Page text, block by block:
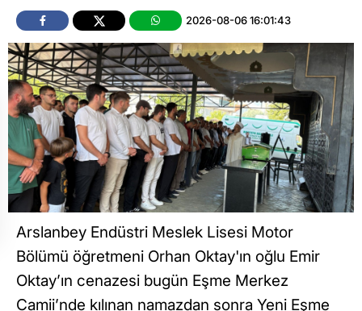
2026-08-06 16:01:43
Arslanbey Endüstri Meslek Lisesi Motor
Bölümü öğretmeni Orhan Oktay'ın oğlu Emir
Oktay’ın cenazesi bugün Eşme Merkez
Camii’nde kılınan namazdan sonra Yeni Eşme